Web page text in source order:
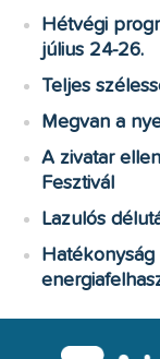
Hétvégi
július 24-26.
Teljes
Megvan a
A zivatar
Fesztivál
Lazulós